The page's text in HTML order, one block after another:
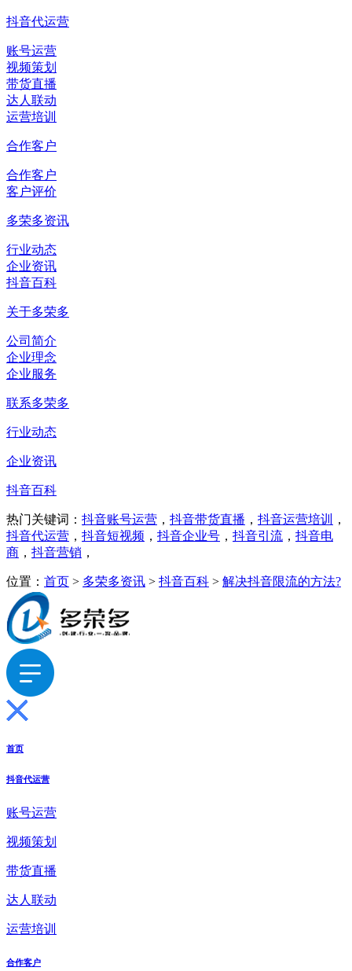
抖音代运营
账号运营
视频策划
带货直播
达人联动
运营培训
合作客户
合作客户
客户评价
多荣多资讯
行业动态
企业资讯
抖音百科
关于多荣多
公司简介
企业理念
企业服务
联系多荣多
行业动态
企业资讯
抖音百科
热门关键词： 抖音账号运营 ， 抖音带货直播 ， 抖音运营培训
，
抖音代运营 ， 抖音短视频 ， 抖音企业号 ， 抖音引流 ， 抖音电
商 ， 抖音营销 ，
位置： 首页 > 多荣多资讯 > 抖音百科 > 解决抖音限流的方法?
首页
抖音代运营
账号运营
视频策划
带货直播
达人联动
运营培训
合作客户